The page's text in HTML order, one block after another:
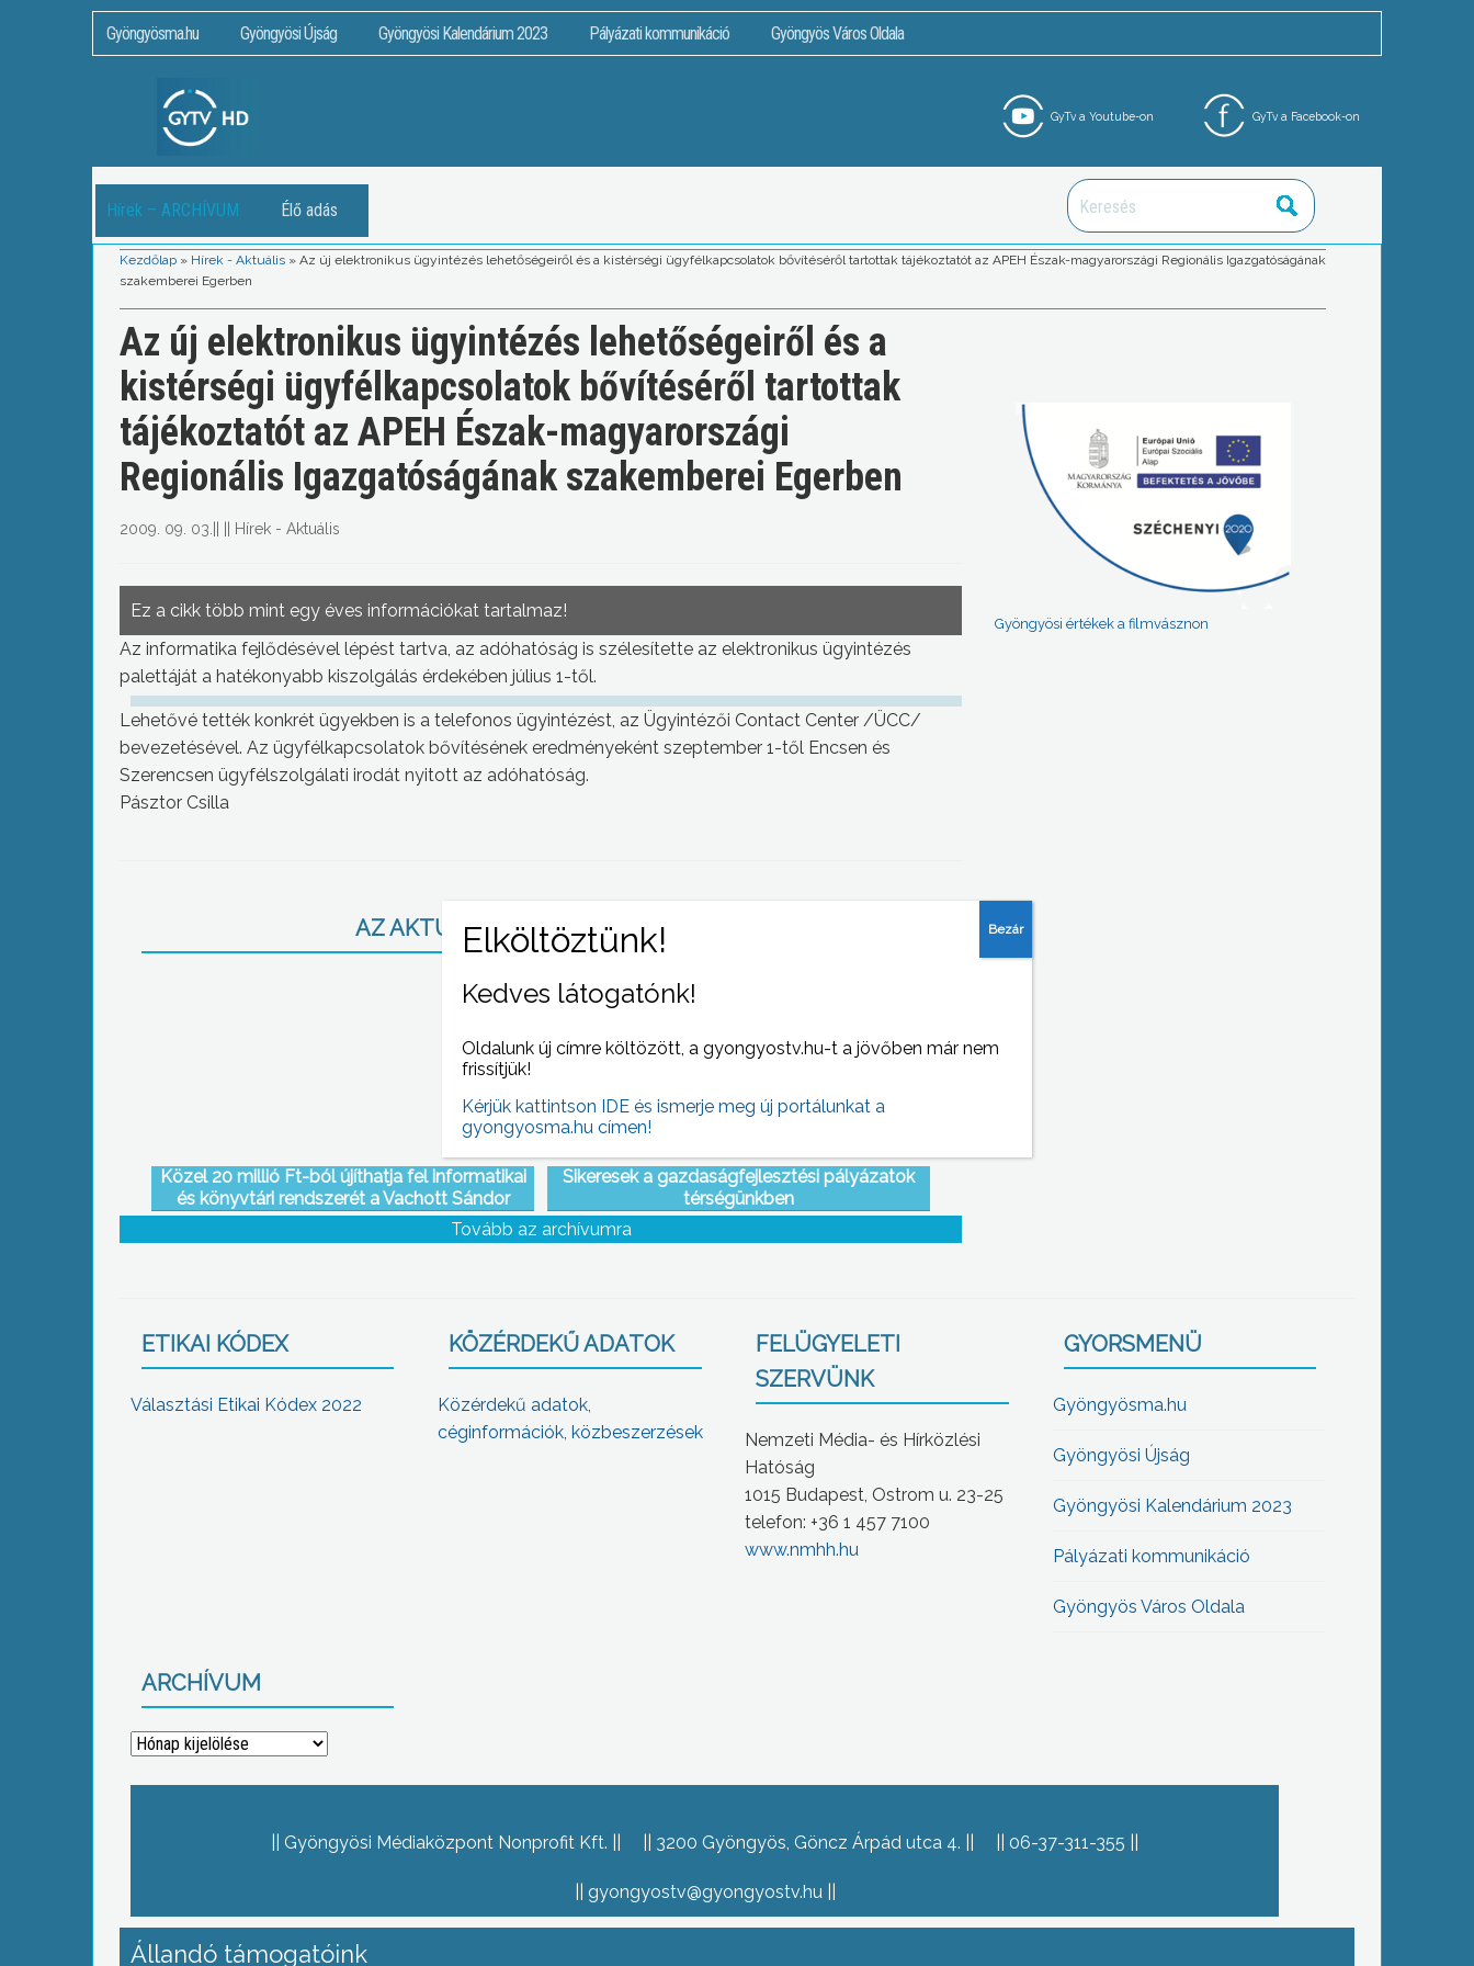
Gyöngyösma.hu Gyöngyösi Újság Gyöngyösi Kalendárium 2023 Pályázati kommunikáció Gyöngyös Város Oldala
GyTv a Facebook-on
GyTv a Youtube-on
Hírek – ARCHÍVUM Élő adás
Kezdőlap » Hírek - Aktuális » Az új elektronikus ügyintézés lehetőségeiről és a kistérségi ügyfélkapcsolatok bővítéséről tartottak tájékoztatót az APEH Észak-magyarországi Regionális Igazgatóságának
szakemberei Egerben
Az új elektronikus ügyintézés lehetőségeiről és a
kistérségi ügyfélkapcsolatok bővítéséről tartottak
tájékoztatót az APEH Észak-magyarországi
Regionális Igazgatóságának szakemberei Egerben
2009. 09. 03. Hírek - Aktuális
Ez a cikk több mint egy éves információkat tartalmaz!
Az informatika fejlődésével lépést tartva, az adóhatóság is szélesítette az elektronikus ügyintézés
palettáját a hatékonyabb kiszolgálás érdekében július 1-től.
Lehetővé tették konkrét ügyekben is a telefonos ügyintézést, az Ügyintézői Contact Center /ÜCC/
bevezetésével. Az ügyfélkapcsolatok bővítésének eredményeként szeptember 1-től Encsen és
Szerencsen ügyfélszolgálati irodát nyitott az adóhatóság.
Pásztor Csilla
AZ AKTUÁLIS NAPI HÍREI
Közel 20 millió Ft-ból újíthatja fel informatikai
és könyvtári rendszerét a Vachott Sándor
Városi Könyvtár
Sikeresek a gazdaságfejlesztési pályázatok
térségünkben
Tovább az archívumra
Gyöngyösi értékek a filmvásznon
ETIKAI KÓDEX
Választási Etikai Kódex 2022
KÖZÉRDEKŰ ADATOK
Közérdekű adatok,
céginformációk, közbeszerzések
FELÜGYELETI
SZERVÜNK
Nemzeti Média- és Hírközlési
Hatóság
1015 Budapest, Ostrom u. 23-25
telefon: +36 1 457 7100
www.nmhh.hu
GYORSMENÜ
Gyöngyösma.hu
Gyöngyösi Újság
Gyöngyösi Kalendárium 2023
Pályázati kommunikáció
Gyöngyös Város Oldala
ARCHÍVUM
Archívum
Gyöngyösi Médiaközpont Nonprofit Kft. 3200 Gyöngyös, Göncz Árpád utca 4. 06-37-311-355
gyongyostv@gyongyostv.hu
Állandó támogatóink
Kedves látogatónk!
Oldalunk új címre költözött, a gyongyostv.hu-t a jövőben már nem
frissítjük!
Kérjük kattintson IDE és ismerje meg új portálunkat a
gyongyosma.hu címen!